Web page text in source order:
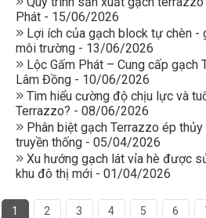
Phát - 15/06/2026
Lợi ích của gạch block tự chèn -
môi trường - 13/06/2026
Lộc Gấm Phát – Cung cấp gạch
Lâm Đồng - 10/06/2026
Tìm hiểu cường độ chịu lực và
Terrazzo? - 08/06/2026
Phân biệt gạch Terrazzo ép
truyền thống - 05/04/2026
Xu hướng gạch lát vỉa hè được
khu đô thị mới - 01/04/2026
1 2 3 4 5 6